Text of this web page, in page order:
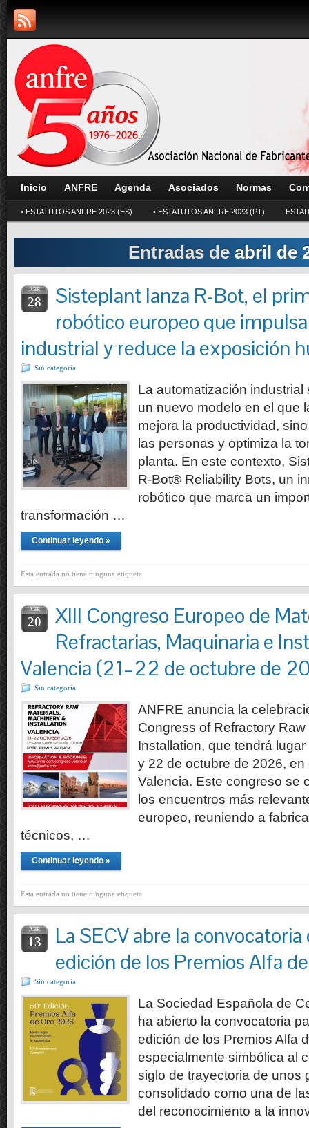
Inicio ANFRE Agenda Asociados Normas
• ESTATUTOS ANFRE 2023 (ES) • ESTATUTOS ANFRE 2023 (PT)
Entradas de abril de
ABR
28
Sisteplant lanza R-Bot, el
robótico europeo que
industrial y reduce la exposición
Sin categoría
La automatización
un nuevo modelo en el que
mejora la productividad,
las personas y optimiza la
planta. En este contexto,
R-Bot® Reliability Bots, un
robótico que marca un
transformación …
Continuar leyendo »
Esta entrada no tiene ninguna etiqueta
ABR
20
XIII Congreso Europeo de
Refractarias, Maquinaria e
Valencia (21–22 de octubre de
Sin categoría
ANFRE anuncia la
Congress of Refractory
Installation, que tendrá
y 22 de octubre de 2026, en
Valencia. Este congreso se
los encuentros más
europeo, reuniendo a
técnicos, …
Continuar leyendo »
Esta entrada no tiene ninguna etiqueta
ABR
13
La SECV abre la convocatoria
edición de los Premios Alfa
Sin categoría
La Sociedad Española de
ha abierto la convocatoria
edición de los Premios Alfa
especialmente simbólica al
siglo de trayectoria de unos
consolidado como una de
del reconocimiento a la